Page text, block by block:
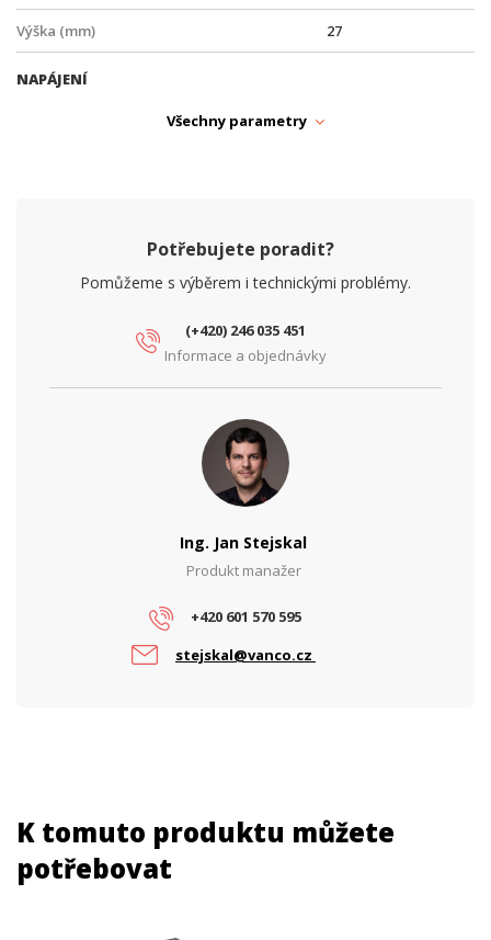
Výška (mm) 27
NAPÁJENÍ
Počet SFP (1G) portů
Síťové rozhraní (Mbps)
Všechny parametry
Potřebujete poradit?
Pomůžeme s výběrem i technickými problémy.
(+420) 246 035 451
Informace a objednávky
Ing. Jan Stejskal
Produkt manažer
+420 601 570 595
stejskal@vanco.cz
K tomuto produktu můžete
potřebovat